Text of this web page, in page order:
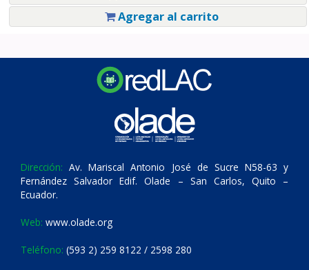
Agregar al carrito
Dirección: Av. Mariscal Antonio José de Sucre N58-63 y
Fernández Salvador Edif. Olade – San Carlos, Quito –
Ecuador.
Web: www.olade.org
Teléfono: (593 2) 259 8122 / 2598 280